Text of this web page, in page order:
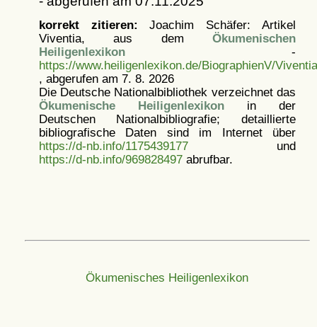
korrekt zitieren: Joachim Schäfer: Artikel
Viventia, aus dem Ökumenischen
Heiligenlexikon-
https://www.heiligenlexikon.de/BiographienV/
, abgerufen am 7. 8. 2026
Die Deutsche Nationalbibliothek verzeichnet das
Ökumenische Heiligenlexikonin der
Deutschen Nationalbibliografie; detaillierte
bibliografische Daten sind im Internet über
https://d-nb.info/1175439177und
https://d-nb.info/969828497abrufbar.
Ökumenisches Heiligenlexikon